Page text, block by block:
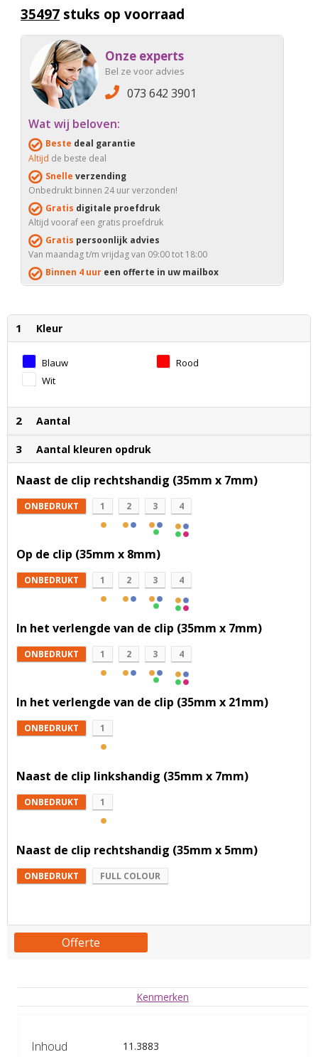
35497 stuks op voorraad
Onze experts
Bel ze voor advies
073 642 3901
Wat wij beloven:
Beste deal garantie
Altijd de beste deal
Snelle verzending
Onbedrukt binnen 24 uur verzonden!
Gratis digitale proefdruk
Altijd vooraf een gratis proefdruk
Gratis persoonlijk advies
Van maandag t/m vrijdag van 09:00 tot 18:00
Binnen 4 uur een offerte in uw mailbox
1 Kleur
Blauw
Rood
Wit
2 Aantal
3 Aantal kleuren opdruk
Naast de clip rechtshandig (35mm x 7mm)
ONBEDRUKT 1 2 3 4
Op de clip (35mm x 8mm)
ONBEDRUKT 1 2 3 4
In het verlengde van de clip (35mm x 7mm)
ONBEDRUKT 1 2 3 4
In het verlengde van de clip (35mm x 21mm)
ONBEDRUKT 1
Naast de clip linkshandig (35mm x 7mm)
ONBEDRUKT 1
Naast de clip rechtshandig (35mm x 5mm)
ONBEDRUKT FULL COLOUR
Offerte
Kenmerken
Inhoud 11.3883